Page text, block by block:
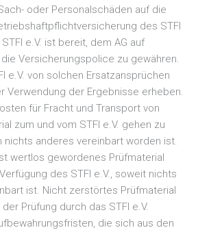
oder Personalschäden auf die
des STFI
e.V. ist bereit, dem AG auf
Versicherungspolice zu gewähren.
e.V. von solchen Ersatzansprüchen
Verwendung der Ergebnisse erheben.
für Fracht und Transport von
zum und vom STFI e.V. gehen zu
nichts anderes vereinbart worden ist.
wertlos gewordenes Prüfmaterial
des STFI e.V., soweit nichts
ist. Nicht zerstörtes Prüfmaterial
Prüfung durch das STFI e.V.
die sich aus den